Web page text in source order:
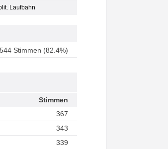
Laufbahn
Stimmen (82.4%)
Stimmen
367
343
339